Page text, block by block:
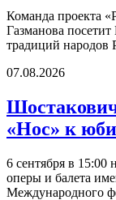
Команда проекта
Газманова
традиций народов
07.08.2026
«Нос» к
6 сентября в 15:00
оперы и балета
Международного